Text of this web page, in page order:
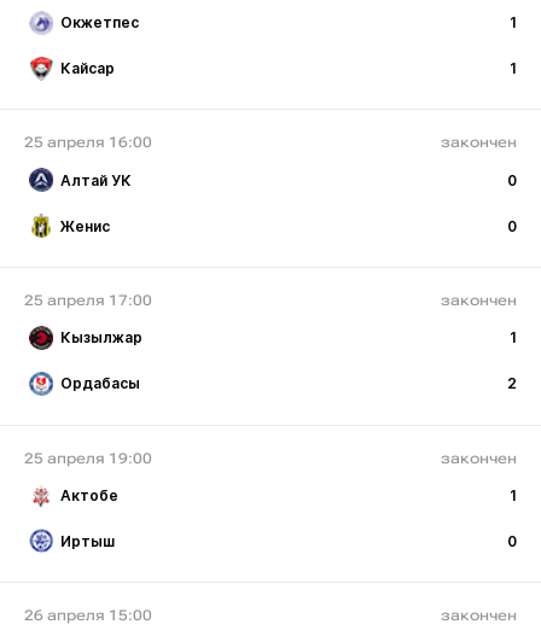
Окжетпес 1
Кайсар 1
25 апреля 16:00 закончен
Алтай УК 0
Женис 0
25 апреля 17:00 закончен
Кызылжар 1
Ордабасы 2
25 апреля 19:00 закончен
Актобе 1
Иртыш 0
26 апреля 15:00 закончен